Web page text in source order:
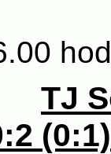
TJ
(0:1)